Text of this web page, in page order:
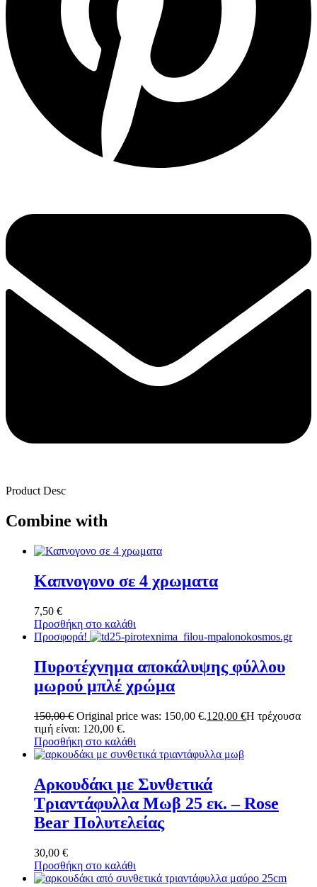
Product Desc
Combine with
Καπνογονο σε 4 χρωματα
7,50 €
Προσθήκη στο καλάθι
Προσφορά!
Πυροτέχνημα αποκάλυψης φύλλου
μωρού μπλέ χρώμα
150,00€ Original price was: 150,00 €.120,00 €Η τρέχουσα
τιμή είναι: 120,00 €.
Προσθήκη στο καλάθι
Αρκουδάκι με Συνθετικά
Τριαντάφυλλα Μωβ 25 εκ. – Rose
Bear Πολυτελείας
30,00 €
Προσθήκη στο καλάθι